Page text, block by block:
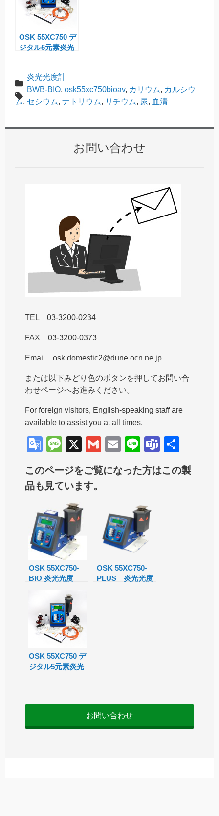
OSK 55XC750 デ
ジタル5元素炎光
炎光光度計
BWB-BIO, osk55xc750bioav, カリウム, カルシウ
ム, セシウム, ナトリウム, リチウム, 尿, 血清
お問い合わせ
TEL 03-3200-0234
FAX 03-3200-0373
Email osk.domestic2@dune.ocn.ne.jp
または以下みどり色のボタンを押してお問い合
わせページへお進みください。
For foreign visitors, English-speaking staff are
available to assist you at all times.
G
o
gl
e
Tr
a
n
sl
at
e
M
ss
a
g
e
X
G
ail
E
ail
Li
e
T
a
このページをご覧になった方はこの製
品も見ています。
OSK 55XC750-
BIO 炎光光度
OSK 55XC750-
PLUS 炎光光度
OSK 55XC750 デ
ジタル5元素炎光
お問い合わせ